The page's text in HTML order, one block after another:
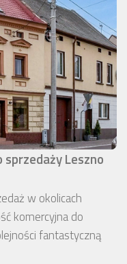
Leszno
w okolicach
komercyjna do
fantastyczną